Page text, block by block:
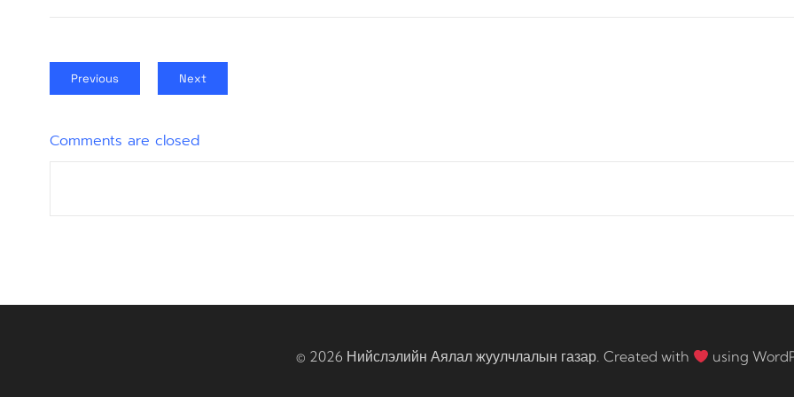
Previous Next
Comments are closed
© 2026 Нийслэлийн Аялал жуулчлалын газар. Created with using